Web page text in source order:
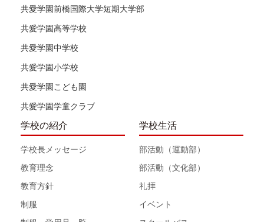
共愛学園前橋国際大学短期大学部
共愛学園高等学校
共愛学園中学校
共愛学園小学校
共愛学園こども園
共愛学園学童クラブ
学校の紹介
学校長メッセージ
教育理念
教育方針
制服
学校生活
部活動（運動部）
部活動（文化部）
礼拝
イベント